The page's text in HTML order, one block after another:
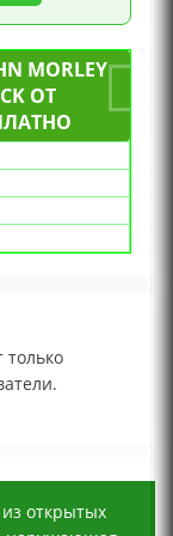
MORLEY
ОТ
только
открытых